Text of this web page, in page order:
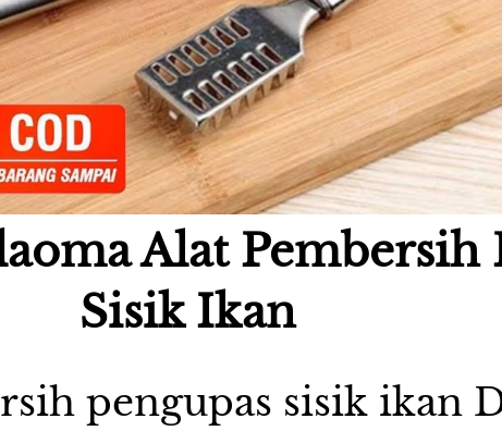
Alat Pembersih
Sisik Ikan
pengupas sisik ikan